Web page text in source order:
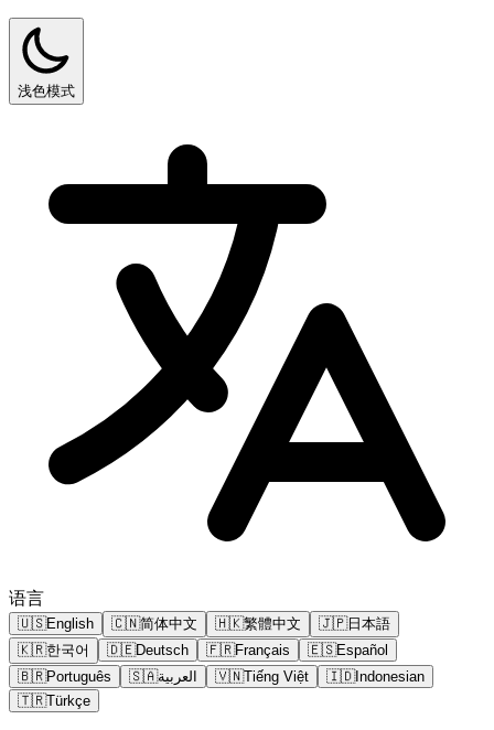
浅色模式
语言
🇺🇸English 🇨🇳简体中文 🇭🇰繁體中文 🇯🇵日本語
🇰🇷한국어 🇩🇪Deutsch 🇫🇷Français 🇪🇸Español
🇧🇷Português 🇸🇦العربية 🇻🇳Tiếng Việt 🇮🇩Indonesian
🇹🇷Türkçe